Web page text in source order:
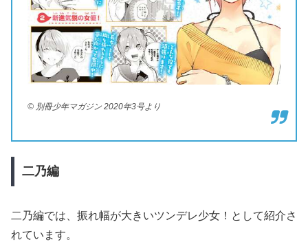
© 別冊少年マガジン 2020年3号より
二乃編
二乃編では、振れ幅が大きいツンデレ少女！として紹介さ
れています。